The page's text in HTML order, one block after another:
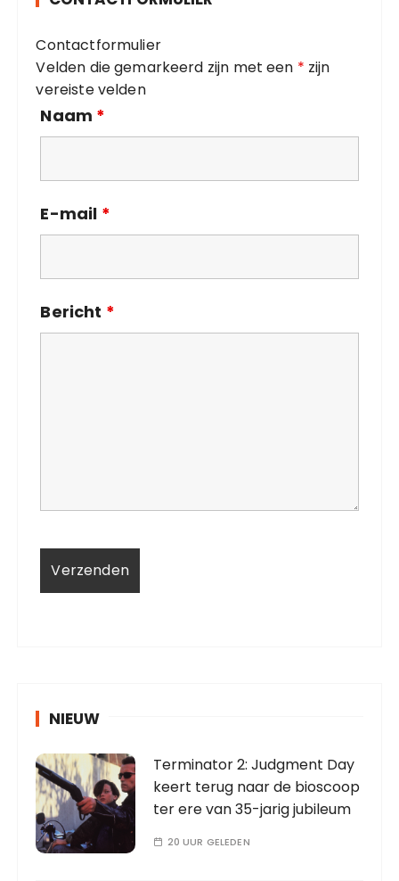
r
e
ë
n
Contactformulier
Velden die gemarkeerd zijn met een * zijn
vereiste velden
Naam *
E-mail *
Bericht *
NIEUW
Terminator 2: Judgment Day
keert terug naar de bioscoop
ter ere van 35-jarig jubileum
20 UUR GELEDEN